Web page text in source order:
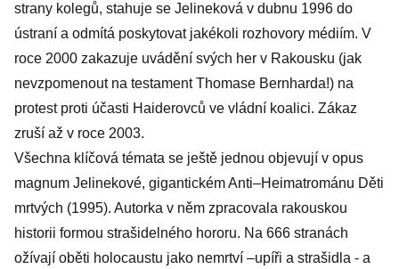
strany kolegů, stahuje se Jelineková v dubnu 1996 do
ústraní a odmítá poskytovat jakékoli rozhovory médiím. V
roce 2000 zakazuje uvádění svých her v Rakousku (jak
nevzpomenout na testament Thomase Bernharda!) na
protest proti účasti Haiderovců ve vládní koalici. Zákaz
zruší až v roce 2003.
Všechna klíčová témata se ještě jednou objevují v opus
magnum Jelinekové, gigantickém Anti–Heimatrománu Děti
mrtvých (1995). Autorka v něm zpracovala rakouskou
historii formou strašidelného hororu. Na 666 stranách
ožívají oběti holocaustu jako nemrtví –upíři a strašidla - a